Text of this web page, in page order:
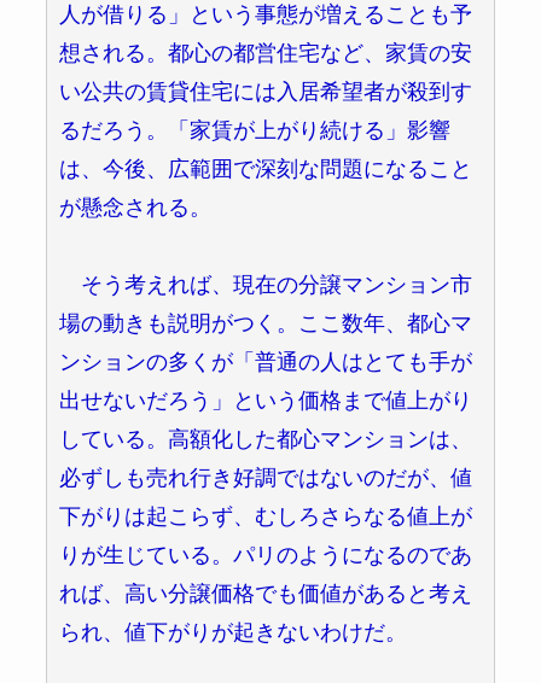
人が借りる」という事態が増えることも予
想される。都心の都営住宅など、家賃の安
い公共の賃貸住宅には入居希望者が殺到す
るだろう。「家賃が上がり続ける」影響
は、今後、広範囲で深刻な問題になること
が懸念される。
そう考えれば、現在の分譲マンション市
場の動きも説明がつく。ここ数年、都心マ
ンションの多くが「普通の人はとても手が
出せないだろう」という価格まで値上がり
している。高額化した都心マンションは、
必ずしも売れ行き好調ではないのだが、値
下がりは起こらず、むしろさらなる値上が
りが生じている。パリのようになるのであ
れば、高い分譲価格でも価値があると考え
られ、値下がりが起きないわけだ。